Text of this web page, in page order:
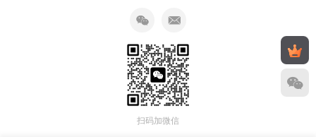
扫码加微信